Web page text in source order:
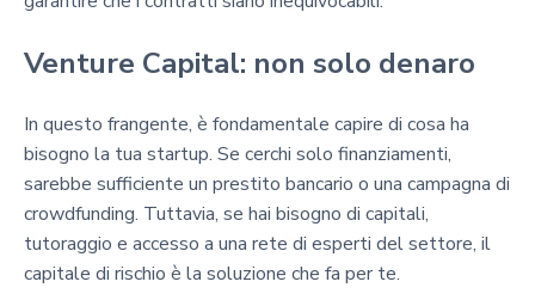
Venture Capital: non solo denaro
In questo frangente, è fondamentale capire di cosa ha
bisogno la tua startup. Se cerchi solo finanziamenti,
sarebbe sufficiente un prestito bancario o una campagna di
crowdfunding. Tuttavia, se hai bisogno di capitali,
tutoraggio e accesso a una rete di esperti del settore, il
capitale di rischio è la soluzione che fa per te.